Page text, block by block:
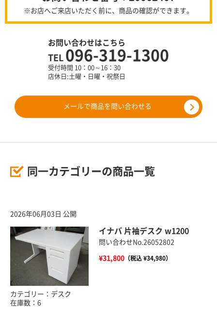
※お店へご来店いただく前に、商品の確認ができます。
お問い合わせはこちら
TEL 096-319-1300
受付時間 10：00～16：30
店休日:土曜・日曜・祝祭日
メールで商品を問い合わせる
同一カテゴリーの商品一覧
2026年06月03日 公開
イナバ 片袖デスク w1200
問い合わせNo.26052802
¥31,800（税込 ¥34,980）
カテゴリー：デスク
在庫数：6